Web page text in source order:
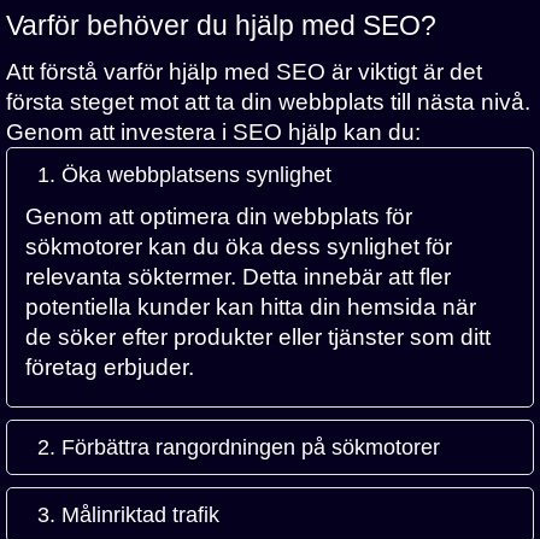
Varför behöver du hjälp med SEO?
Att förstå varför hjälp med SEO är viktigt är det
första steget mot att ta din webbplats till nästa nivå.
Genom att investera i SEO hjälp kan du:
1. Öka webbplatsens synlighet
Genom att optimera din webbplats för
sökmotorer kan du öka dess synlighet för
relevanta söktermer. Detta innebär att fler
potentiella kunder kan hitta din hemsida när
de söker efter produkter eller tjänster som ditt
företag erbjuder.
2. Förbättra rangordningen på sökmotorer
3. Målinriktad trafik